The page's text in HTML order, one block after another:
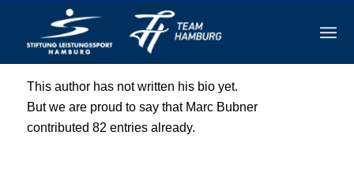
ÜberMarc Bubner
This author has not written his bio yet.
But we are proud to say that Marc Bubner
contributed 82 entries already.